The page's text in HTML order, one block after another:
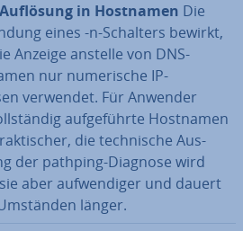
in Hostnamen Die
eines -n-Schalters bewirkt,
Anzeige anstelle von DNS-
nur nu­me­ri­sche IP-
verwendet. Für Anwender
auf­ge­führ­te Hostnamen
die tech­ni­sche Aus­
der pathping-Diagnose wird
aber auf­wen­di­ger und dauert
länger.